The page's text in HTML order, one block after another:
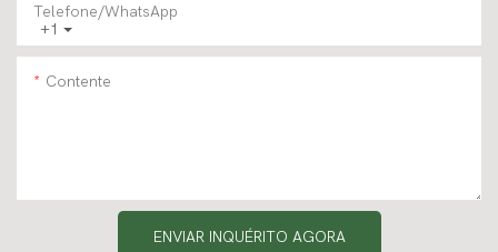
+1
Telefone/WhatsApp
Contente
ENVIAR INQUÉRITO AGORA